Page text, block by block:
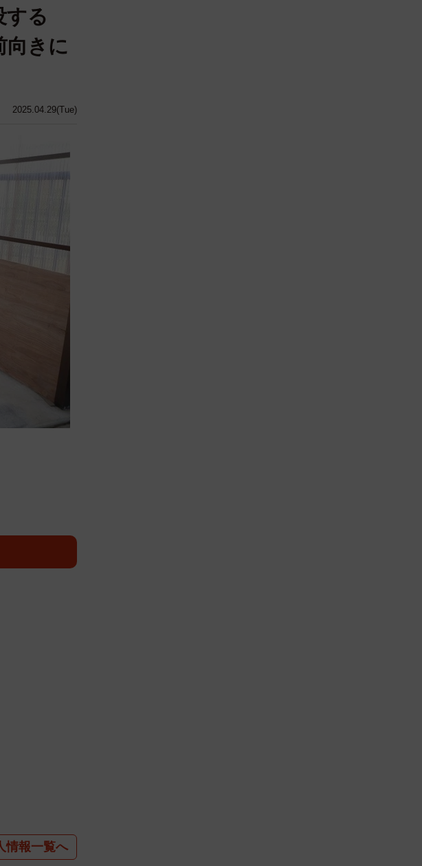
2025.04.29(Tue)
る
きに
情報一覧へ